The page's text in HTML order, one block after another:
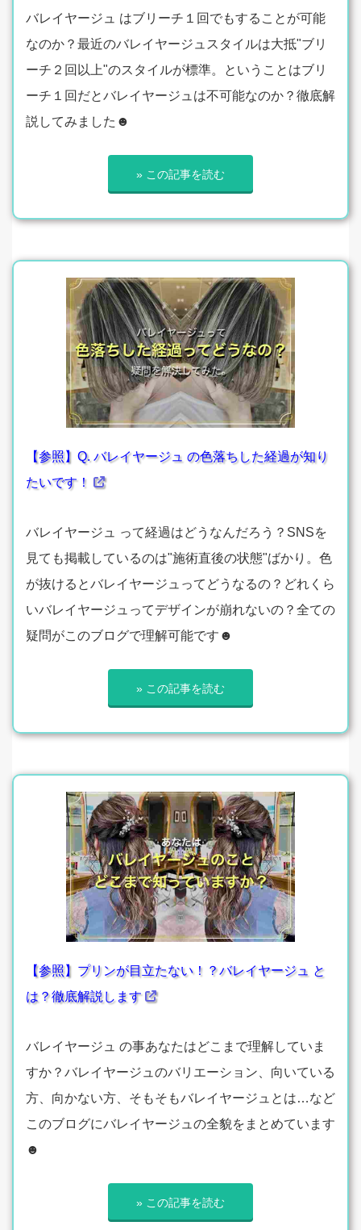
バレイヤージュ はブリーチ１回でもすることが可能
なのか？最近のバレイヤージュスタイルは大抵"ブリ
ーチ２回以上"のスタイルが標準。ということはブリ
ーチ１回だとバレイヤージュは不可能なのか？徹底解
説してみました☻
» この記事を読む
【参照】Q. バレイヤージュ の色落ちした経過が知り
たいです！
バレイヤージュ って経過はどうなんだろう？SNSを
見ても掲載しているのは"施術直後の状態"ばかり。色
が抜けるとバレイヤージュってどうなるの？どれくら
いバレイヤージュってデザインが崩れないの？全ての
疑問がこのブログで理解可能です☻
» この記事を読む
【参照】プリンが目立たない！？バレイヤージュ と
は？徹底解説します
バレイヤージュ の事あなたはどこまで理解していま
すか？バレイヤージュのバリエーション、向いている
方、向かない方、そもそもバレイヤージュとは…など
このブログにバレイヤージュの全貌をまとめています
☻
» この記事を読む